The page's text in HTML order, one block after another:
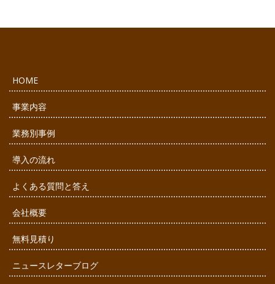
HOME
事業内容
業務別事例
導入の流れ
よくある質問と答え
会社概要
無料見積り
ニュースレターブログ